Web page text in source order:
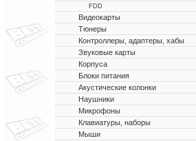
FDD
Видеокарты
Тюнеры
Контроллеры, адаптеры, хабы
Звуковые карты
Корпуса
Блоки питания
Акустические колонки
Наушники
Микрофоны
Клавиатуры, наборы
Мыши